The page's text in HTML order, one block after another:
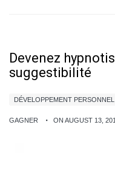
Devenez
suggestibilité
DÉVELOPPEMENT PERSONNEL
GAGNER ON AUGUST 13,